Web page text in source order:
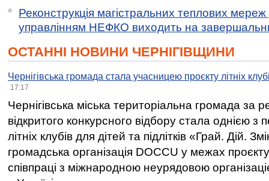
Реконструкція магістральних теплових мереж
управлінням НЕФКО виходить на
ОСТАННІ НОВИНИ ЧЕРНІГІВЩИНИ
Чернігівська громада стала учасницею проєкту літніх
17:17
Чернігівська міська територіальна громада за
відкритого конкурсного відбору стала однією
літніх клубів для дітей та підлітків «Грай. Дій.
громадська організація DOCCU у межах
співпраці з міжнародною неурядовою